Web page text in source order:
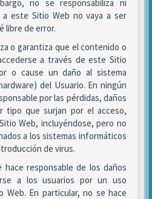
no se responsabiliza ni
este Sitio Web no vaya a ser
libre de error.
o garantiza que el contenido o
a través de este Sitio
o cause un daño al sistema
del Usuario. En ningún
por las pérdidas, daños
tipo que surjan por el acceso,
Web, incluyéndose, pero no
a los sistemas informáticos
de virus.
hace responsable de los daños
a los usuarios por un uso
Web. En particular, no se hace